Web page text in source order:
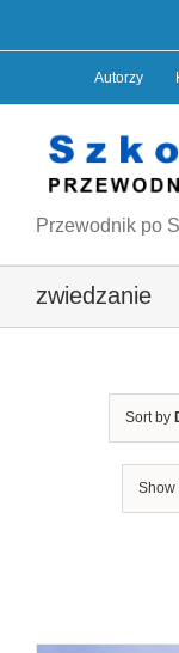
do
Autorzy
Przewodnik po
zwiedzanie
Sort by
Show